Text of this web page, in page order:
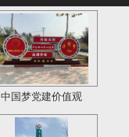
中国梦党建价值观